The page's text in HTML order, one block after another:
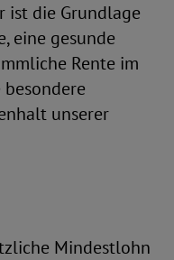
ist die Grundlage
eine gesunde
Rente im
unserer
Mindestlohn